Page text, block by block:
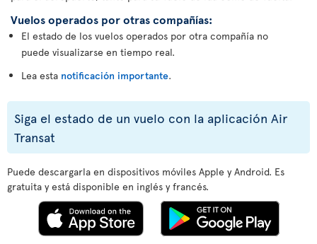
Vuelos operados por otras compañías:
El estado de los vuelos operados por otra compañía no
puede visualizarse en tiempo real.
Lea esta notificación importante.
Siga el estado de un vuelo con la aplicación Air
Transat
Puede descargarla en dispositivos móviles Apple y Android. Es
gratuita y está disponible en inglés y francés.